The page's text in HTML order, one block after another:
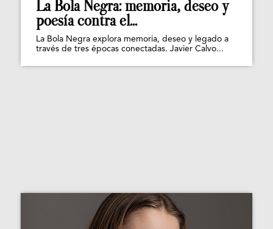
La Bola Negra: memoria, deseo y
poesía contra el...
La Bola Negra explora memoria, deseo y legado a
través de tres épocas conectadas. Javier Calvo...